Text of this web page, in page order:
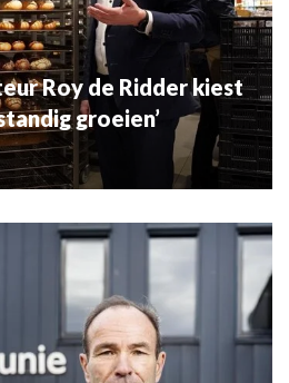
Roy de Ridder kiest
groeien’